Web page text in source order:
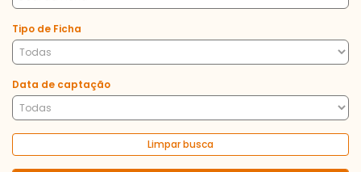
Tipo de Ficha
Data de captação
Limpar busca